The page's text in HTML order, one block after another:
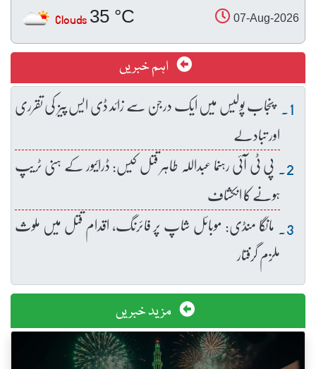
07-Aug-2026
35 °C
Clouds
اہم خبریں
پنجاب پولیس میں ایک درجن سے زائد ڈی ایس پیز کی تقرری
اور تبادلے
پی ٹی آئی رہنما عبداللہ طاہر قتل کیس: ڈرائیور کے ہنی ٹریپ
ہونے کا انکشاف
مانگا منڈی: موبائل شاپ پر فائرنگ، اقدام قتل میں ملوث
ملزم گرفتار
مزید خبریں